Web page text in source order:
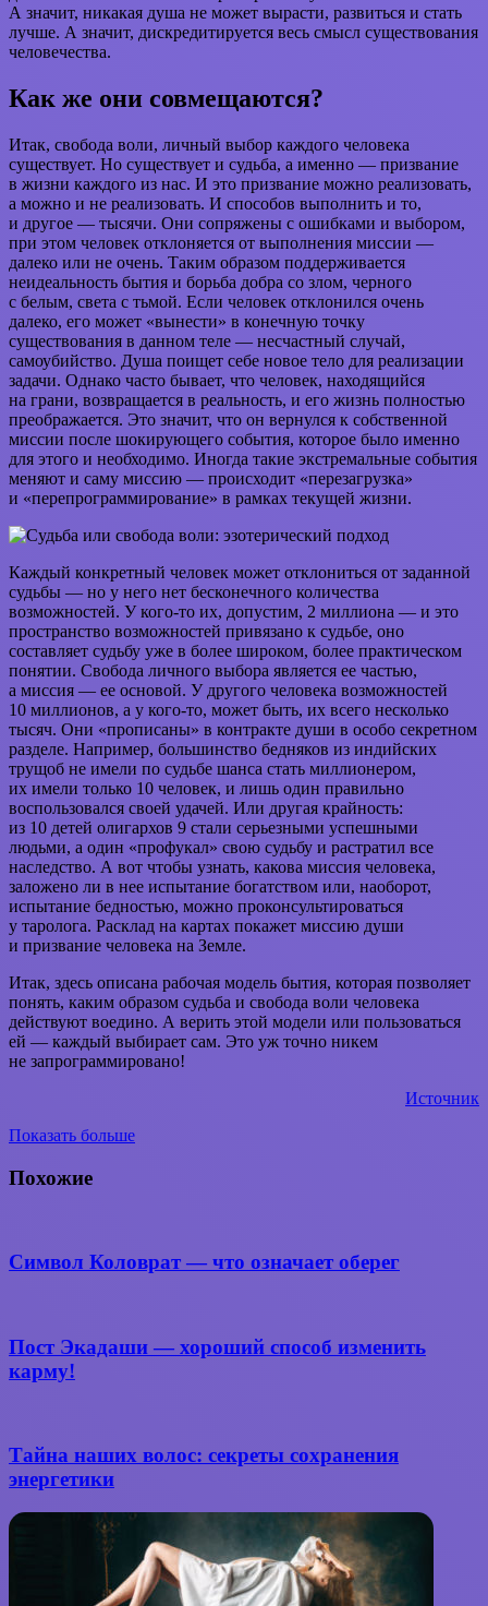
А значит, никакая душа не может вырасти, развиться и стать
лучше. А значит, дискредитируется весь смысл существования
человечества.
Как же они совмещаются?
Итак, свобода воли, личный выбор каждого человека
существует. Но существует и судьба, а именно — призвание
в жизни каждого из нас. И это призвание можно реализовать,
а можно и не реализовать. И способов выполнить и то,
и другое — тысячи. Они сопряжены с ошибками и выбором,
при этом человек отклоняется от выполнения миссии —
далеко или не очень. Таким образом поддерживается
неидеальность бытия и борьба добра со злом, черного
с белым, света с тьмой. Если человек отклонился очень
далеко, его может «вынести» в конечную точку
существования в данном теле — несчастный случай,
самоубийство. Душа поищет себе новое тело для реализации
задачи. Однако часто бывает, что человек, находящийся
на грани, возвращается в реальность, и его жизнь полностью
преображается. Это значит, что он вернулся к собственной
миссии после шокирующего события, которое было именно
для этого и необходимо. Иногда такие экстремальные события
меняют и саму миссию — происходит «перезагрузка»
и «перепрограммирование» в рамках текущей жизни.
Каждый конкретный человек может отклониться от заданной
судьбы — но у него нет бесконечного количества
возможностей. У кого-то их, допустим, 2 миллиона — и это
пространство возможностей привязано к судьбе, оно
составляет судьбу уже в более широком, более практическом
понятии. Свобода личного выбора является ее частью,
а миссия — ее основой. У другого человека возможностей
10 миллионов, а у кого-то, может быть, их всего несколько
тысяч. Они «прописаны» в контракте души в особо секретном
разделе. Например, большинство бедняков из индийских
трущоб не имели по судьбе шанса стать миллионером,
их имели только 10 человек, и лишь один правильно
воспользовался своей удачей. Или другая крайность:
из 10 детей олигархов 9 стали серьезными успешными
людьми, а один «профукал» свою судьбу и растратил все
наследство. А вот чтобы узнать, какова миссия человека,
заложено ли в нее испытание богатством или, наоборот,
испытание бедностью, можно проконсультироваться
у таролога. Расклад на картах покажет миссию души
и призвание человека на Земле.
Итак, здесь описана рабочая модель бытия, которая позволяет
понять, каким образом судьба и свобода воли человека
действуют воедино. А верить этой модели или пользоваться
ей — каждый выбирает сам. Это уж точно никем
не запрограммировано!
Источник
Показать больше
через
Похожие
Символ Коловрат — что означает оберег
Пост Экадаши — хороший способ изменить
карму!
Тайна наших волос: секреты сохранения
энергетики